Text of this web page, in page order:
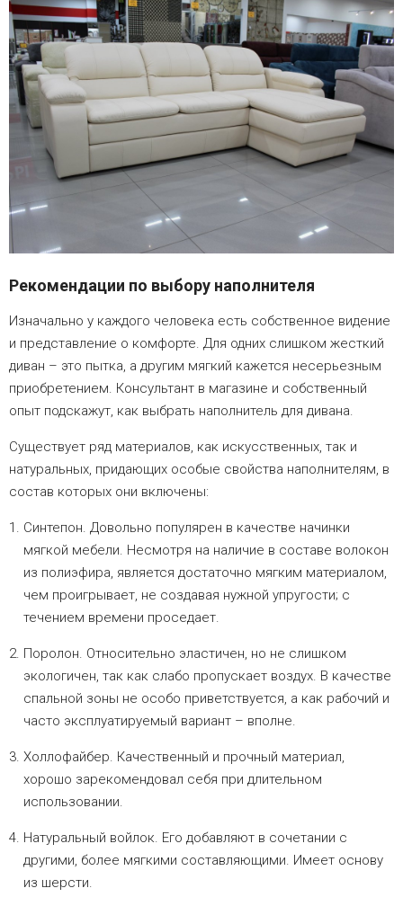
Рекомендации по выбору наполнителя
Изначально у каждого человека есть собственное видение
и представление о комфорте. Для одних слишком жесткий
диван – это пытка, а другим мягкий кажется несерьезным
приобретением. Консультант в магазине и собственный
опыт подскажут, как выбрать наполнитель для дивана.
Существует ряд материалов, как искусственных, так и
натуральных, придающих особые свойства наполнителям, в
состав которых они включены:
Синтепон. Довольно популярен в качестве начинки
мягкой мебели. Несмотря на наличие в составе волокон
из полиэфира, является достаточно мягким материалом,
чем проигрывает, не создавая нужной упругости; с
течением времени проседает.
Поролон. Относительно эластичен, но не слишком
экологичен, так как слабо пропускает воздух. В качестве
спальной зоны не особо приветствуется, а как рабочий и
часто эксплуатируемый вариант – вполне.
Холлофайбер. Качественный и прочный материал,
хорошо зарекомендовал себя при длительном
использовании.
Натуральный войлок. Его добавляют в сочетании с
другими, более мягкими составляющими. Имеет основу
из шерсти.